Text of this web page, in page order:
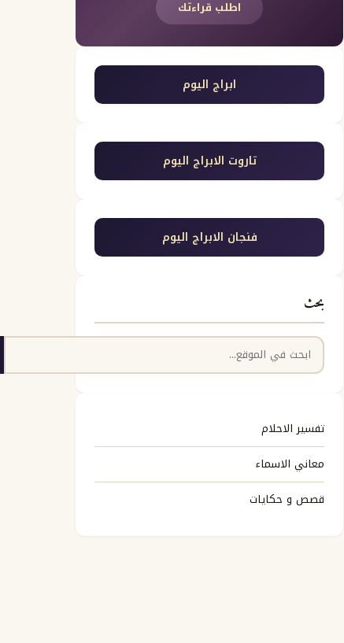
اطلب قراءتك
ابراج اليوم
تاروت الابراج اليوم
فنجان الابراج اليوم
بحث
البحث
تفسير الاحلام
معاني الاسماء
قصص و حكايات